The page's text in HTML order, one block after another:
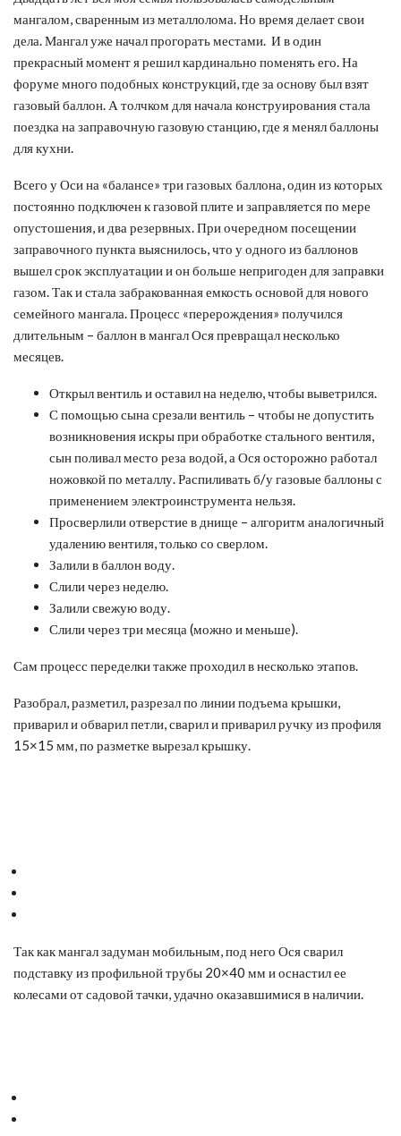
мангалом, сваренным из металлолома. Но время делает свои
дела. Мангал уже начал прогорать местами. И в один
прекрасный момент я решил кардинально поменять его. На
форуме много подобных конструкций, где за основу был взят
газовый баллон. А толчком для начала конструирования стала
поездка на заправочную газовую станцию, где я менял баллоны
для кухни.
Всего у Оси на «балансе» три газовых баллона, один из которых
постоянно подключен к газовой плите и заправляется по мере
опустошения, и два резервных. При очередном посещении
заправочного пункта выяснилось, что у одного из баллонов
вышел срок эксплуатации и он больше непригоден для заправки
газом. Так и стала забракованная емкость основой для нового
семейного мангала. Процесс «перерождения» получился
длительным – баллон в мангал Ося превращал несколько
месяцев.
Открыл вентиль и оставил на неделю, чтобы выветрился.
С помощью сына срезали вентиль – чтобы не допустить
возникновения искры при обработке стального вентиля,
сын поливал место реза водой, а Ося осторожно работал
ножовкой по металлу. Распиливать б/у газовые баллоны с
применением электроинструмента нельзя.
Просверлили отверстие в днище – алгоритм аналогичный
удалению вентиля, только со сверлом.
Залили в баллон воду.
Слили через неделю.
Залили свежую воду.
Слили через три месяца (можно и меньше).
Сам процесс переделки также проходил в несколько этапов.
Разобрал, разметил, разрезал по линии подъема крышки,
приварил и обварил петли, сварил и приварил ручку из профиля
15×15 мм, по разметке вырезал крышку.
Так как мангал задуман мобильным, под него Ося сварил
подставку из профильной трубы 20×40 мм и оснастил ее
колесами от садовой тачки, удачно оказавшимися в наличии.